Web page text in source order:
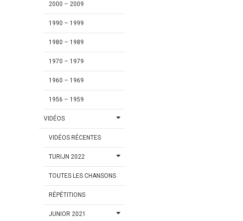
2000 – 2009
1990 – 1999
1980 – 1989
1970 – 1979
1960 – 1969
1956 – 1959
VIDÉOS
VIDÉOS RÉCENTES
TURIJN 2022
TOUTES LES CHANSONS
RÉPÉTITIONS
JUNIOR 2021